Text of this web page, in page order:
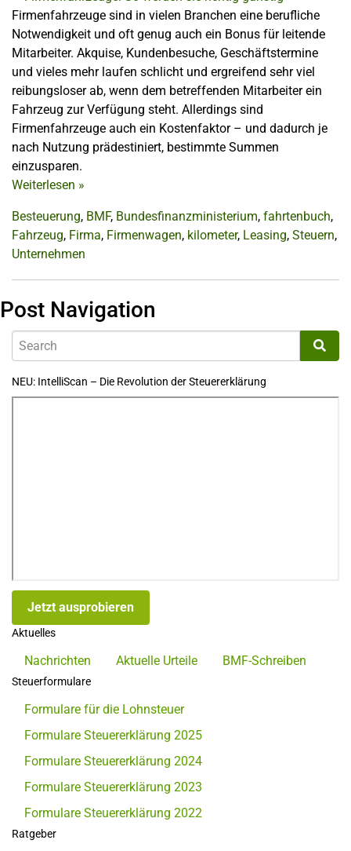
Firmenfahrzeuge sind in vielen Branchen eine berufliche
Notwendigkeit und oft genug auch ein Bonus für leitende
Mitarbeiter. Akquise, Kundenbesuche, Geschäftstermine
und vieles mehr laufen schlicht und ergreifend sehr viel
reibungsloser ab, wenn dem betreffenden Mitarbeiter ein
Fahrzeug zur Verfügung steht. Allerdings sind
Firmenfahrzeuge auch ein Kostenfaktor – und dadurch je
nach Nutzung prädestiniert, bestimmte Summen
einzusparen.
Weiterlesen »
Besteuerung, BMF, Bundesfinanzministerium, fahrtenbuch,
Fahrzeug, Firma, Firmenwagen, kilometer, Leasing, Steuern,
Unternehmen
Post Navigation
NEU: IntelliScan – Die Revolution der Steuererklärung
Jetzt ausprobieren
Aktuelles
Nachrichten Aktuelle Urteile BMF-Schreiben
Steuerformulare
Formulare für die Lohnsteuer
Formulare Steuererklärung 2025
Formulare Steuererklärung 2024
Formulare Steuererklärung 2023
Formulare Steuererklärung 2022
Ratgeber